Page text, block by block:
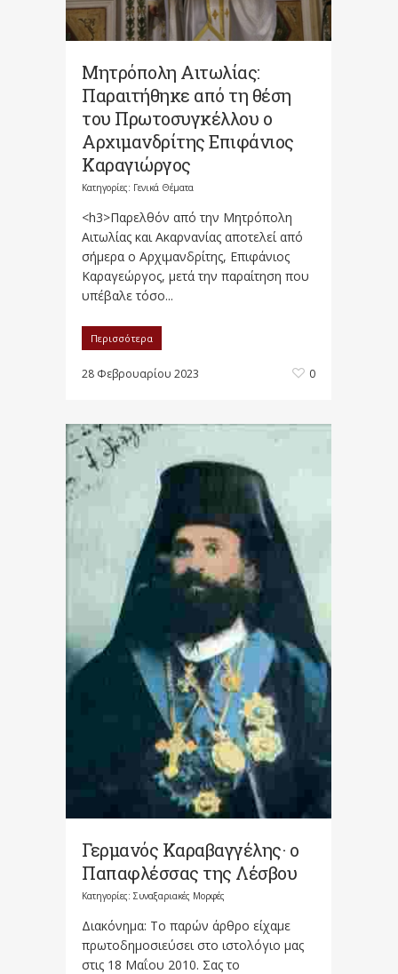
Μητρόπολη Αιτωλίας:
Παραιτήθηκε από τη θέση
του Πρωτοσυγκέλλου ο
Αρχιμανδρίτης Επιφάνιος
Καραγιώργος
Κατηγορίες: Γενικά Θέματα
<h3>Παρελθόν από την Μητρόπολη
Αιτωλίας και Ακαρνανίας αποτελεί από
σήμερα ο Αρχιμανδρίτης, Επιφάνιος
Καραγεώργος, μετά την παραίτηση που
υπέβαλε τόσο...
Περισσότερα
28 Φεβρουαρίου 2023 0
Γερμανός Καραβαγγέλης· ο
Παπαφλέσσας της Λέσβου
Κατηγορίες: Συναξαριακές Μορφές
Διακόνημα: Το παρών άρθρο είχαμε
πρωτοδημοσιεύσει στο ιστολόγιο μας
στις 18 Μαΐου 2010. Σας το